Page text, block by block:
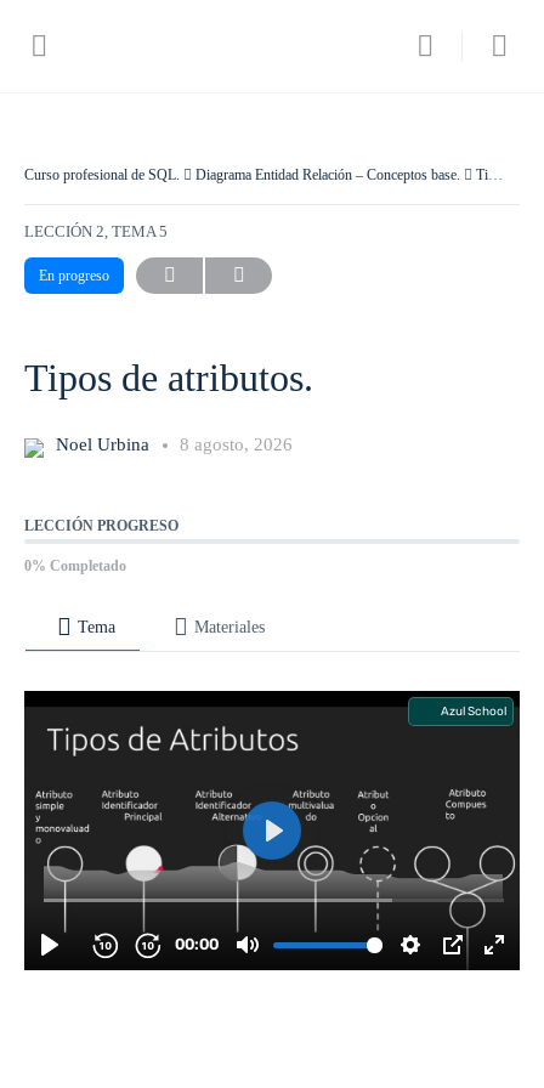
Curso profesional de SQL. Diagrama Entidad Relación – Conceptos base. Tipos de atributos.
LECCIÓN 2, TEMA 5
En progreso
Tipos de atributos.
Noel Urbina 8 agosto, 2026
LECCIÓN PROGRESO
0% Completado
Tema Materiales